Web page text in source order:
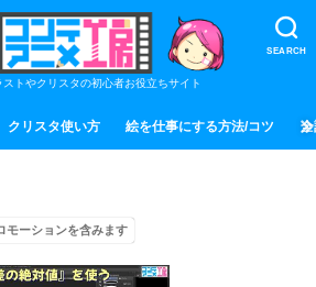
SEARCH
トやクリスタの初心者お役立ちサイト
クリスタ使い方 絵を仕事にする方法/コツ 全
モーションを含みます